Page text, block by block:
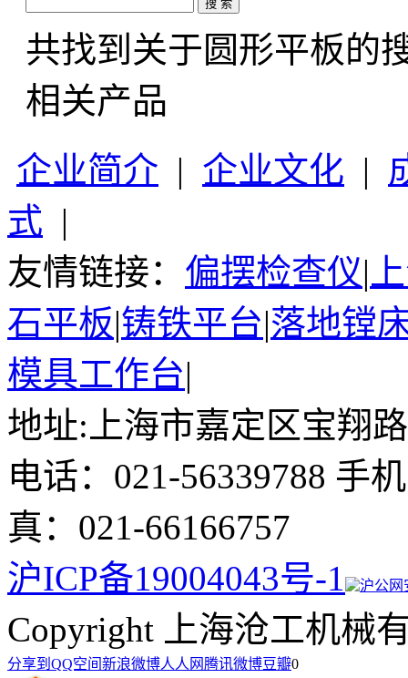
共找到关于圆形平板的
相关产品
企业简介 | 企业文化 |
式 |
友情链接： 偏摆检查仪|
石平板|铸铁平台|落地镗
模具工作台|
地址:上海市嘉定区宝翔
电话：021-56339788 手
真：021-66166757
沪ICP备19004043号-1
沪公网
Copyright 上海沧工机械
分享到 QQ空间新浪微博人人网 腾讯微博豆瓣0